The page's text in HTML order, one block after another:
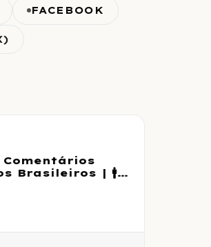
FACEBOOK
Brasileiros | 🚹